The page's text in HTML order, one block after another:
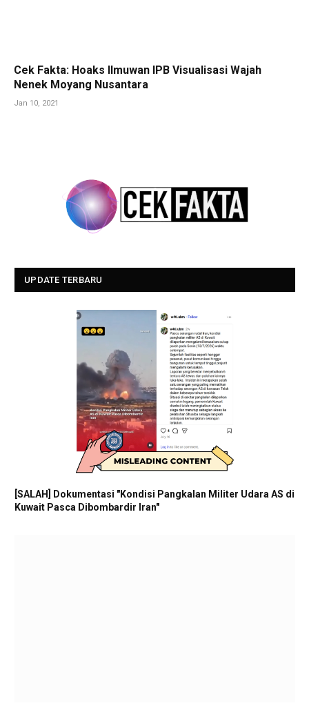
Cek Fakta: Hoaks Ilmuwan IPB Visualisasi Wajah
Nenek Moyang Nusantara
Jan 10, 2021
UPDATE TERBARU
[SALAH] Dokumentasi "Kondisi Pangkalan Militer Udara AS di
Kuwait Pasca Dibombardir Iran"